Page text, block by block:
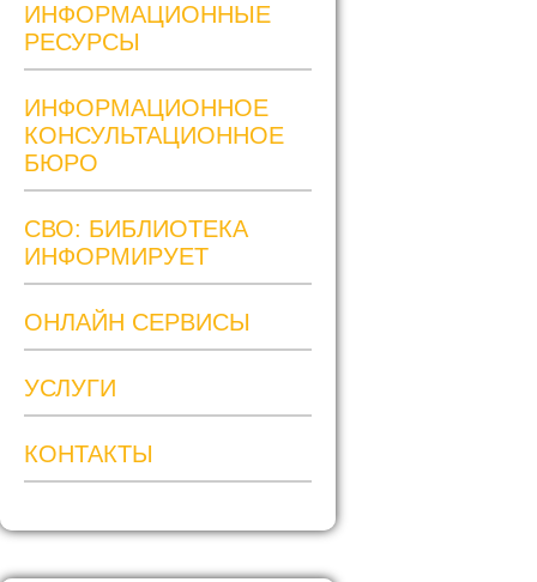
ИНФОРМАЦИОННЫЕ
РЕСУРСЫ
ИНФОРМАЦИОННОЕ
КОНСУЛЬТАЦИОННОЕ
БЮРО
СВО: БИБЛИОТЕКА
ИНФОРМИРУЕТ
ОНЛАЙН СЕРВИСЫ
УСЛУГИ
КОНТАКТЫ